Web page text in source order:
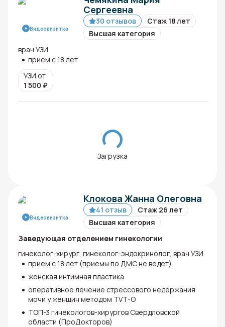
Видеовизитка
Сергеевна
30 отзывов
Стаж 18 лет
Высшая категория
врач УЗИ
прием с 18 лет
УЗИ от
1 500 ₽
Загрузка
Видеовизитка
Клокова Жанна Олеговна
41 отзыв
Стаж 26 лет
Высшая категория
Заведующая отделением гинекологии
гинеколог-хирург, гинеколог-эндокринолог, врач УЗИ
прием с 18 лет (приемы по ДМС не ведет)
женская интимная пластика
оперативное лечение стрессового недержания
мочи у женщин методом TVT-O
ТОП-3 гинекологов-хирургов Свердловской
области (ПроДокторов)